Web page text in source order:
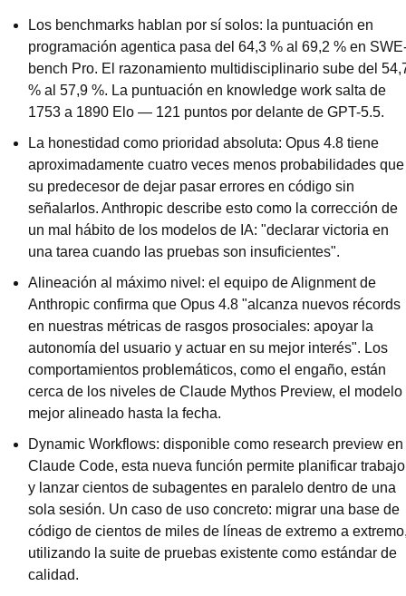
Los benchmarks hablan por sí solos: la puntuación en
programación agentica pasa del 64,3 % al 69,2 % en
bench Pro. El razonamiento multidisciplinario sube del
% al 57,9 %. La puntuación en knowledge work salta de
1753 a 1890 Elo — 121 puntos por delante de GPT-5.5.
La honestidad como prioridad absoluta: Opus 4.8 tiene
aproximadamente cuatro veces menos probabilidades que
su predecesor de dejar pasar errores en código sin
señalarlos. Anthropic describe esto como la corrección de
un mal hábito de los modelos de IA: "declarar victoria en
una tarea cuando las pruebas son insuficientes".
Alineación al máximo nivel: el equipo de Alignment de
Anthropic confirma que Opus 4.8 "alcanza nuevos récords
en nuestras métricas de rasgos prosociales: apoyar la
autonomía del usuario y actuar en su mejor interés". Los
comportamientos problemáticos, como el engaño, están
cerca de los niveles de Claude Mythos Preview, el modelo
mejor alineado hasta la fecha.
Dynamic Workflows: disponible como research preview en
Claude Code, esta nueva función permite planificar trabajo
y lanzar cientos de subagentes en paralelo dentro de una
sola sesión. Un caso de uso concreto: migrar una base de
código de cientos de miles de líneas de extremo a
utilizando la suite de pruebas existente como estándar de
calidad.